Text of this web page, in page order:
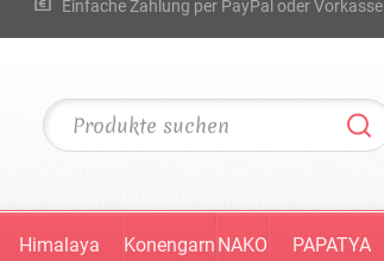
Einfache Zahlung per PayPal oder Vorkasse
Himalaya
Konengarn NAKO
PAPATYA